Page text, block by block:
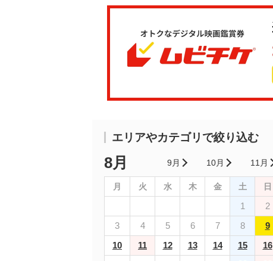
エリアやカテゴリで絞り込む
8月 9月 10月 11月
月 火 水 木 金 土 日
1
2
3
4 5 6 7 8
9
10
11 12 13 14 15
16